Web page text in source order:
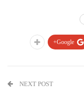
Google+
NEXT POST